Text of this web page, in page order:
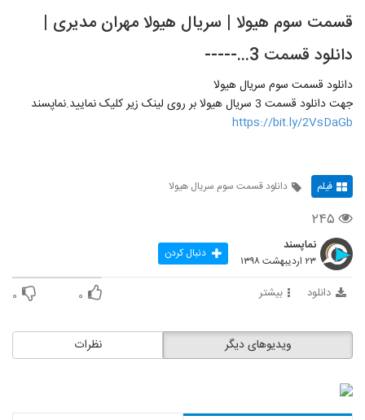
قسمت سوم هیولا | سریال هیولا مهران مدیری |
دانلود قسمت 3...-----
دانلود قسمت سوم سریال هیولا
جهت دانلود قسمت 3 سریال هیولا بر روی لینک زیر کلیک نمایید.نماپسند
https://bit.ly/2VsDaGb
فیلم دانلود قسمت سوم سریال هیولا
۲۴۵
نماپسند
۲۳ اردیبهشت ۱۳۹۸ دنبال کردن
دانلود بیشتر ۰ ۰
نظرات ویدیوهای دیگر